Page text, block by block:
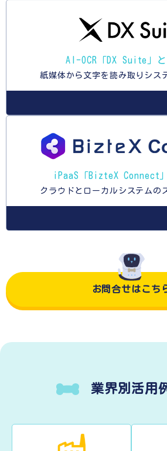
AI-OCR「DX Suite」
紙媒体から文字を読み取りシス
iPaaS「BizteX Connect
クラウドとローカルシステムの
お問合せはこち
業界別活用